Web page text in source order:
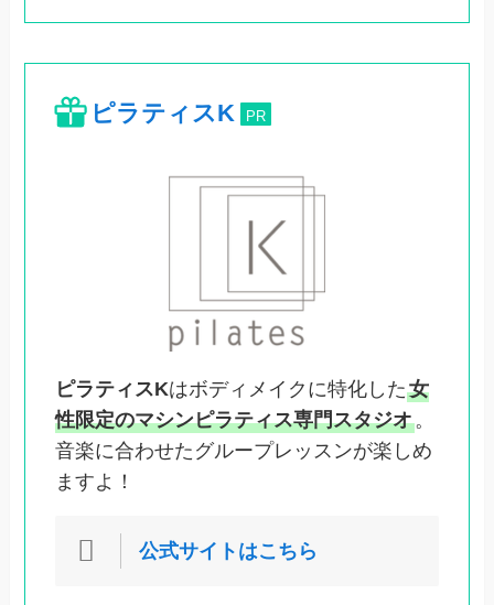
ピラティスK PR
ピラティスKはボディメイクに特化した女
性限定のマシンピラティス専門スタジオ。
音楽に合わせたグループレッスンが楽しめ
ますよ！
公式サイトはこちら